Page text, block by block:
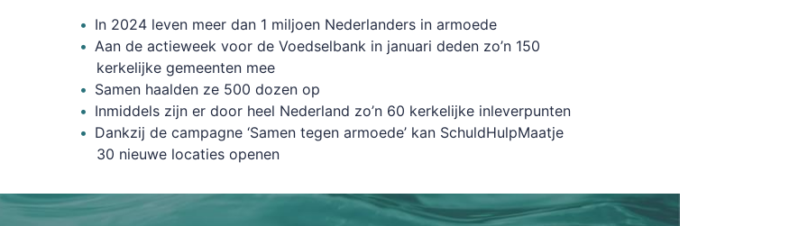
In 2024 leven meer dan 1 miljoen Nederlanders in armoede
Aan de actieweek voor de Voedselbank in januari deden zo’n 150
kerkelijke gemeenten mee
Samen haalden ze 500 dozen op
Inmiddels zijn er door heel Nederland zo’n 60 kerkelijke inleverpunten
Dankzij de campagne ‘Samen tegen armoede’ kan SchuldHulpMaatje
30 nieuwe locaties openen